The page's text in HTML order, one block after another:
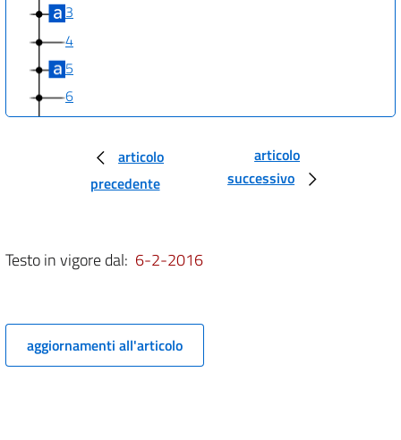
3
4
5
6
7
12
14
15
articolo
precedente
articolo
successivo
Testo in vigore dal: 6-2-2016
aggiornamenti all'articolo